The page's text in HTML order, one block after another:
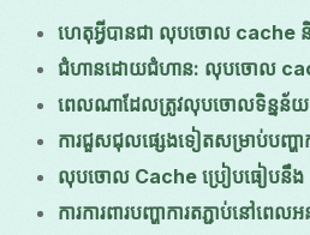
ហេតុអ្វីបានជា លុបចោល cache
ជំហានដោយជំហាន: លុបចោល
ពេលណាដែលត្រូវលុបចោលទិន្នន័
ការជួសជុលផ្សេងទៀតសម្រាប់បញ្ហាក
លុបចោល Cache ប្រៀបធៀបនឹ
ការការពារបញ្ហាការតភ្ជាប់នៅពេល